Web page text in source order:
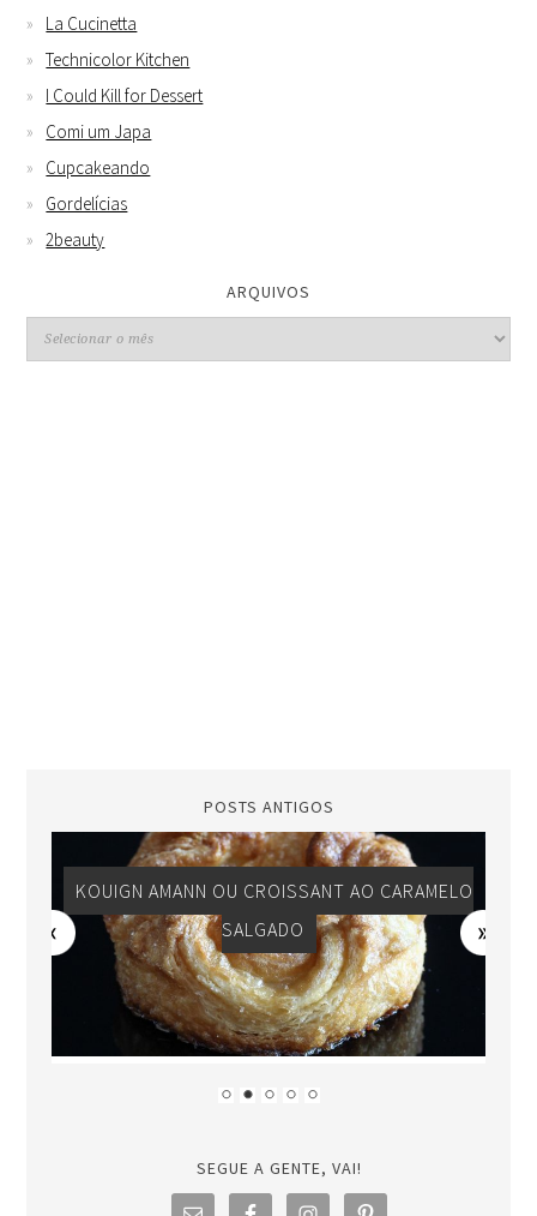
La Cucinetta
Technicolor Kitchen
I Could Kill for Dessert
Comi um Japa
Cupcakeando
Gordelícias
2beauty
ARQUIVOS
POSTS ANTIGOS
KOUIGN AMANN OU CROISSANT AO CARAMELO
SALGADO
SEGUE A GENTE, VAI!